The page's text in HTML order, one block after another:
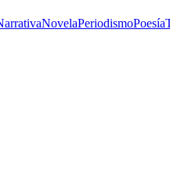
NovelaPeriodismoPoesía